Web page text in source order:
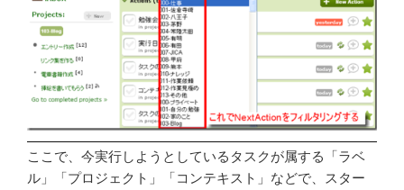
ここで、今実行しようとしているタスクが属する「ラベ
ル」「プロジェクト」「コンテキスト」などで、スター